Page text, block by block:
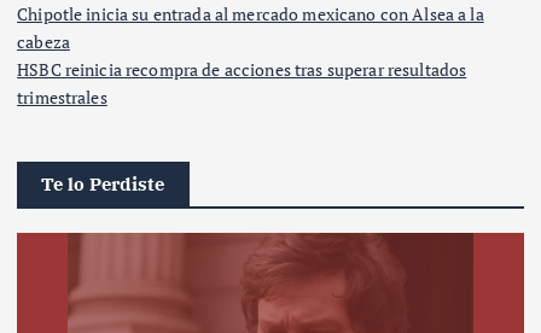
Chipotle inicia su entrada al mercado mexicano con Alsea a la
cabeza
HSBC reinicia recompra de acciones tras superar resultados
trimestrales
Te lo Perdiste